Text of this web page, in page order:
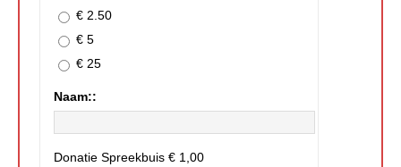
€ 2.50
€ 5
€ 25
Naam::
Donatie Spreekbuis € 1,00